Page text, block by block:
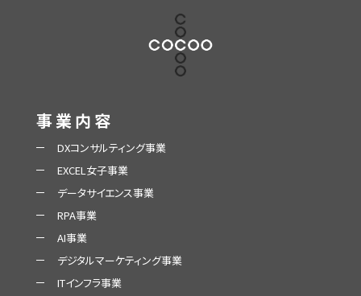
事業内容
DXコンサルティング事業
EXCEL女子事業
データサイエンス事業
RPA事業
AI事業
デジタルマーケティング事業
ITインフラ事業